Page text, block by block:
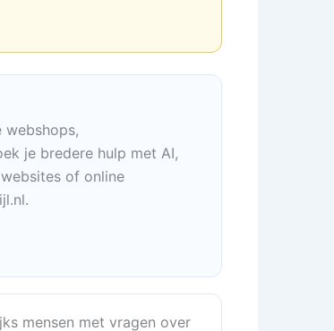
webshops,
je bredere hulp met AI,
of online
mensen met vragen over